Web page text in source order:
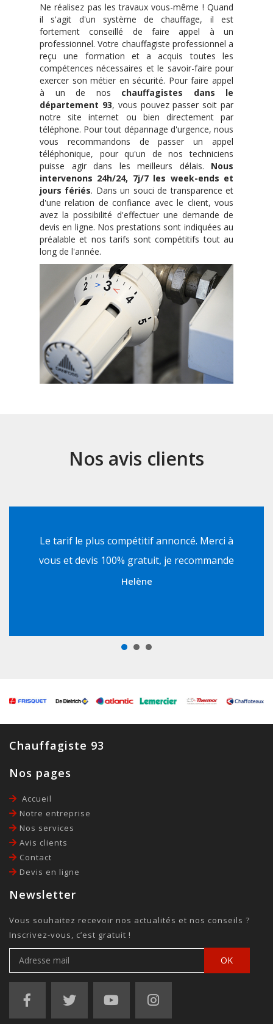
Ne réalisez pas les travaux vous-même ! Quand
il s'agit d'un système de chauffage, il est
fortement conseillé de faire appel à un
professionnel. Votre chauffagiste professionnel a
reçu une formation et a acquis toutes les
compétences nécessaires et le savoir-faire pour
exercer son métier en sécurité. Pour faire appel
à un de nos chauffagistes dans le
département 93, vous pouvez passer soit par
notre site internet ou bien directement par
téléphone. Pour tout dépannage d'urgence, nous
vous recommandons de passer un appel
téléphonique, pour qu'un de nos techniciens
puisse agir dans les meilleurs délais. Nous
intervenons 24h/24, 7j/7 les week-ends et
jours fériés. Dans un souci de transparence et
d'une relation de confiance avec le client, vous
avez la possibilité d'effectuer une demande de
devis en ligne. Nos prestations sont indiquées au
préalable et nos tarifs sont compétitifs tout au
long de l'année.
Nos avis clients
Le tarif le plus compétitif annoncé. Merci à
vous et devis 100% gratuit, je recommande
Helène
J'aime leur façon de travailler qui fonctionne
Merci à vous d'être intervenu sur mon
chauffe-eau, le prix est raisonnable et le
Chauffagiste 93
Nos pages
Accueil
Notre entreprise
Nos services
Avis clients
Contact
Devis en ligne
Newsletter
Vous souhaitez recevoir nos actualités et nos conseils ?
Inscrivez-vous, c’est gratuit !
OK